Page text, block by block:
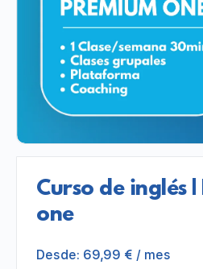
Curso de inglés
one
Desde: 69,99 € / mes